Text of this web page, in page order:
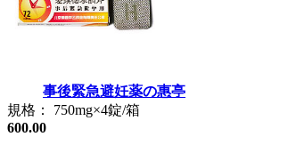
事後緊急避妊薬の惠亭
規格： 750mg×4錠/箱
600.00